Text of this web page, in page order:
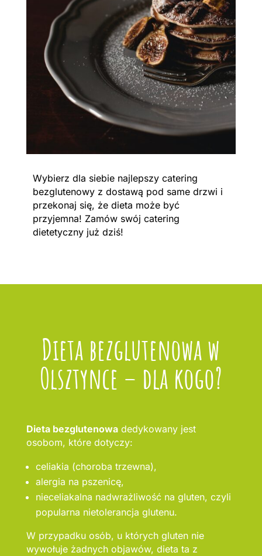
Wybierz dla siebie najlepszy catering
bezglutenowy z dostawą pod same drzwi i
przekonaj się, że dieta może być
przyjemna! Zamów swój catering
dietetyczny już dziś!
Dieta bezglutenowa w
Olsztynce – dla kogo?
Dieta bezglutenowadedykowany jest
osobom, które dotyczy:
celiakia (choroba trzewna),
alergia na pszenicę,
nieceliakalna nadwrażliwość na gluten, czyli
popularna nietolerancja glutenu.
W przypadku osób, u których gluten nie
wywołuje żadnych objawów, dieta ta z